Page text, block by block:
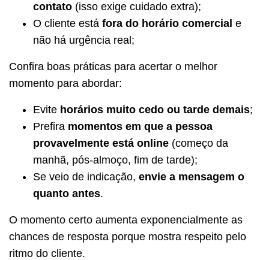
contato (isso exige cuidado extra);
O cliente está fora do horário comercial e
não há urgência real;
Confira boas práticas para acertar o melhor
momento para abordar:
Evite horários muito cedo ou tarde demais;
Prefira momentos em que a pessoa
provavelmente está online (começo da
manhã, pós-almoço, fim de tarde);
Se veio de indicação, envie a mensagem o
quanto antes.
O momento certo aumenta exponencialmente as
chances de resposta porque mostra respeito pelo
ritmo do cliente.